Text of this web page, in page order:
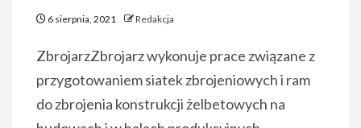
6 sierpnia, 2021 Redakcja
ZbrojarzZbrojarz wykonuje prace związane z
przygotowaniem siatek zbrojeniowych i ram
do zbrojenia konstrukcji żelbetowych na